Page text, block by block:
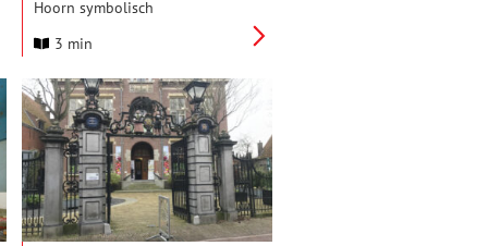
Hoorn symbolisch
bouwteam. Daarmee is de
het museum, na jarenlang
voorbereiden, dan toch
eindelijk begonnen.
3 min